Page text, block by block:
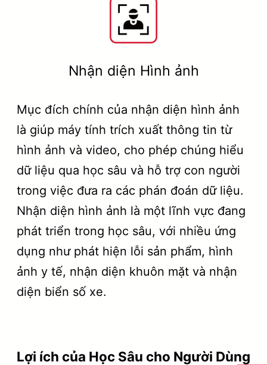
Nhận diện Hình ảnh
Mục đích chính của nhận diện hình ảnh
là giúp máy tính trích xuất thông tin từ
hình ảnh và video, cho phép chúng hiểu
dữ liệu qua học sâu và hỗ trợ con người
trong việc đưa ra các phán đoán dữ liệu.
Nhận diện hình ảnh là một lĩnh vực đang
phát triển trong học sâu, với nhiều ứng
dụng như phát hiện lỗi sản phẩm, hình
ảnh y tế, nhận diện khuôn mặt và nhận
diện biển số xe.
Lợi ích của Học Sâu cho Người Dùng